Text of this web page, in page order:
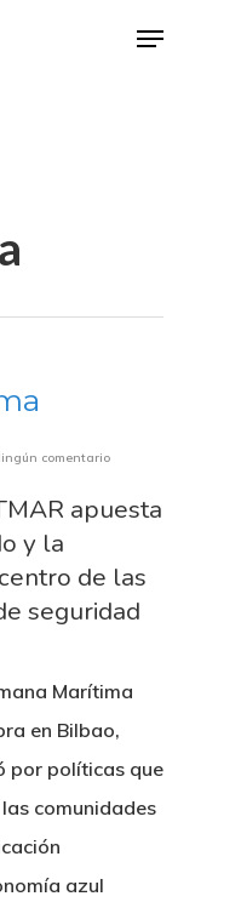
comentario
apuesta
y la
de las
seguridad
Marítima
en Bilbao,
por políticas que
comunidades
azul